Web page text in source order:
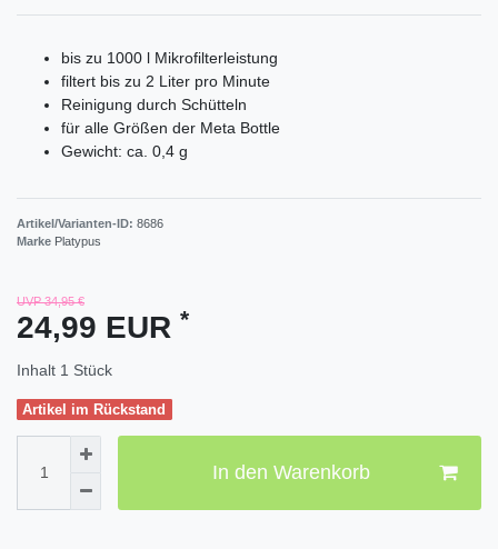
bis zu 1000 l Mikrofilterleistung
filtert bis zu 2 Liter pro Minute
Reinigung durch Schütteln
für alle Größen der Meta Bottle
Gewicht: ca. 0,4 g
Artikel/Varianten-ID: 8686
Marke Platypus
UVP 34,95 €
24,99 EUR *
Inhalt 1 Stück
Artikel im Rückstand
In den Warenkorb